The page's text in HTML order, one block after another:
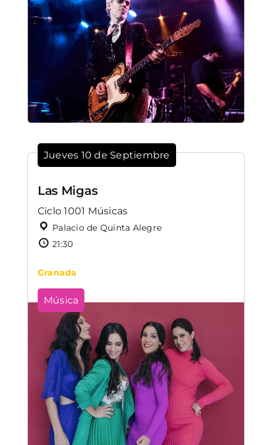
Jueves 10 de Septiembre
Las Migas
Ciclo 1001 Músicas
Palacio de Quinta Alegre
21:30
Granada
Música